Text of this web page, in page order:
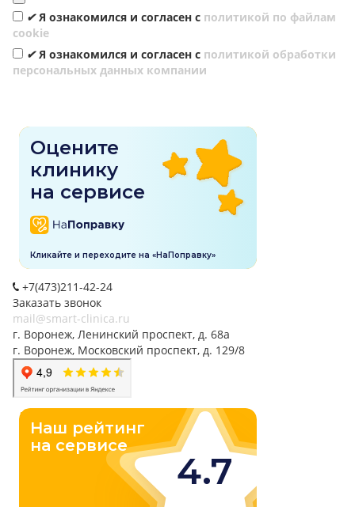
✔ Я ознакомился и согласен с политикой по файлам
cookie
✔ Я ознакомился и согласен с политикой обработки
персональных данных компании
+7(473)211-42-24
Заказать звонок
mail@smart-clinica.ru
г. Воронеж, Ленинский проспект, д. 68а
г. Воронеж, Московский проспект, д. 129/8